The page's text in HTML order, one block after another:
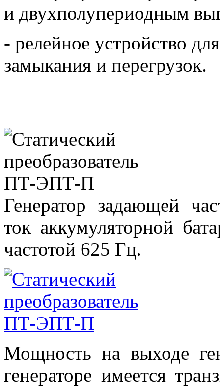
и двухполупериодным
- релейное устройство
замыкания и перегрузок.
Генератор задающей
ток аккумуляторной
частотой 625 Гц.
Мощность на выходе
генераторе имеется